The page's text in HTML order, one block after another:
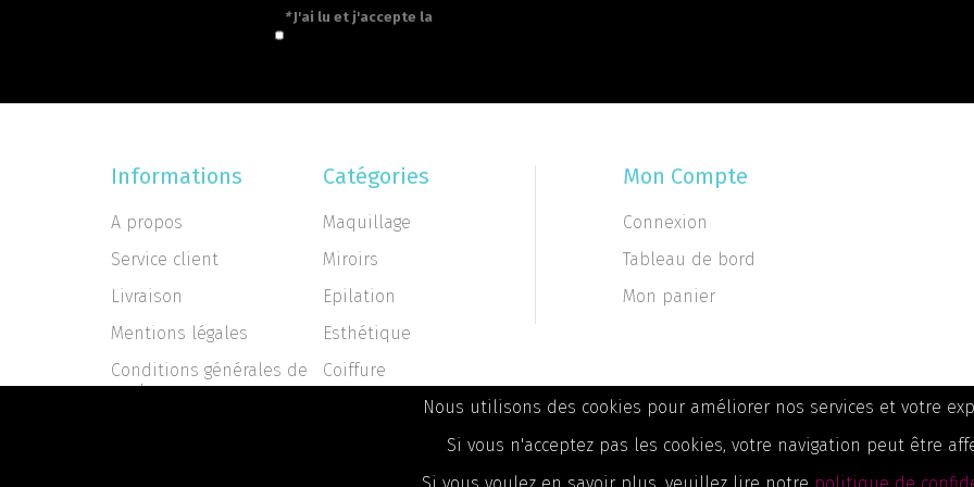
Nous utilisons des cookies pour améliorer nos services et votre
Si vous n'acceptez pas les cookies, votre navigation peut être
*J'ai lu et j'accepte la
Informations
A propos
Service client
Livraison
Mentions légales
Conditions générales de
vente
Catégories
Maquillage
Miroirs
Epilation
Esthétique
Coiffure
Mon Compte
Connexion
Tableau de bord
Mon panier